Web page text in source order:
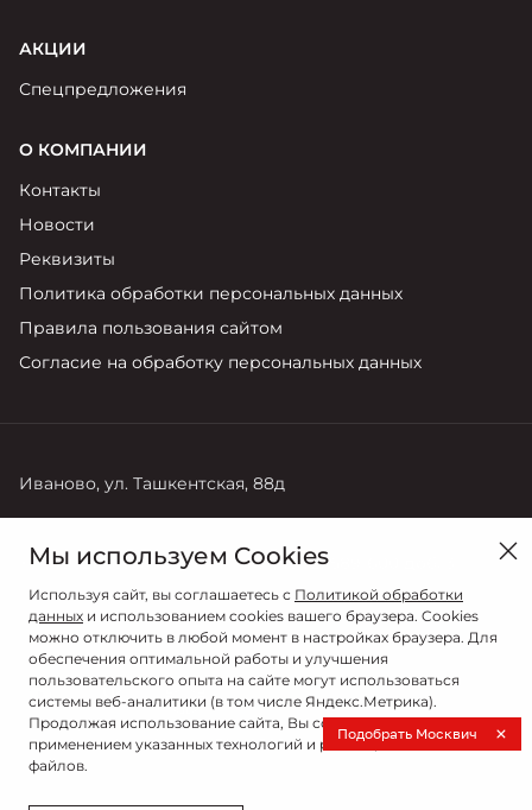
АКЦИИ
Спецпредложения
О КОМПАНИИ
Контакты
Новости
Реквизиты
Политика обработки персональных данных
Правила пользования сайтом
Согласие на обработку персональных данных
Иваново, ул. Ташкентская, 88д
+7 (4932) 589-600 доб. 1 +7 (4932) 589-600 доб. 3
© 2026
© АВТОТЕХЦЕНТР
Мы используем Cookies
Используя сайт, вы соглашаетесь с Политикой обработки
данных и использованием cookies вашего браузера. Cookies
можно отключить в любой момент в настройках браузера. Для
обеспечения оптимальной работы и улучшения
пользовательского опыта на сайте могут использоваться
системы веб-аналитики (в том числе Яндекс.Метрика).
Продолжая использование сайта, Вы соглашаетесь с
применением указанных технологий и размещением cookie-
файлов.
Подобрать Москвич